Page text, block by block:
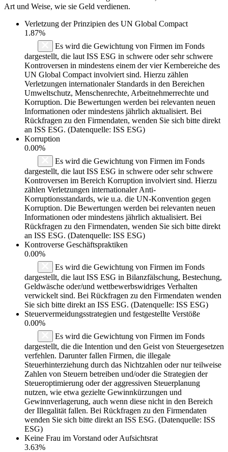
Art und Weise, wie sie Geld verdienen.
Verletzung der Prinzipien des UN Global Compact
1.87%
Es wird die Gewichtung von Firmen im Fonds
dargestellt, die laut ISS ESG in schwere oder sehr schwere
Kontroversen in mindestens einem der vier Kernbereiche des
UN Global Compact involviert sind. Hierzu zählen
Verletzungen internationaler Standards in den Bereichen
Umweltschutz, Menschenrechte, Arbeitnehmerrechte und
Korruption. Die Bewertungen werden bei relevanten neuen
Informationen oder mindestens jährlich aktualisiert. Bei
Rückfragen zu den Firmendaten, wenden Sie sich bitte direkt
an ISS ESG. (Datenquelle: ISS ESG)
Korruption
0.00%
Es wird die Gewichtung von Firmen im Fonds
dargestellt, die laut ISS ESG in schwere oder sehr schwere
Kontroversen im Bereich Korruption involviert sind. Hierzu
zählen Verletzungen internationaler Anti-
Korruptionsstandards, wie u.a. die UN-Konvention gegen
Korruption. Die Bewertungen werden bei relevanten neuen
Informationen oder mindestens jährlich aktualisiert. Bei
Rückfragen zu den Firmendaten, wenden Sie sich bitte direkt
an ISS ESG. (Datenquelle: ISS ESG)
Kontroverse Geschäftspraktiken
0.00%
Es wird die Gewichtung von Firmen im Fonds
dargestellt, die laut ISS ESG in Bilanzfälschung, Bestechung,
Geldwäsche oder/und wettbewerbswidriges Verhalten
verwickelt sind. Bei Rückfragen zu den Firmendaten wenden
Sie sich bitte direkt an ISS ESG. (Datenquelle: ISS ESG)
Steuervermeidungsstrategien und festgestellte Verstöße
0.00%
Es wird die Gewichtung von Firmen im Fonds
dargestellt, die die Intention und den Geist von Steuergesetzen
verfehlen. Darunter fallen Firmen, die illegale
Steuerhinterziehung durch das Nichtzahlen oder nur teilweise
Zahlen von Steuern betreiben und/oder die Strategien der
Steueroptimierung oder der aggressiven Steuerplanung
nutzen, wie etwa gezielte Gewinnkürzungen und
Gewinnverlagerung, auch wenn diese nicht in den Bereich
der Illegalität fallen. Bei Rückfragen zu den Firmendaten
wenden Sie sich bitte direkt an ISS ESG. (Datenquelle: ISS
ESG)
Keine Frau im Vorstand oder Aufsichtsrat
3.63%